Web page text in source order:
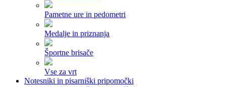
Pametne ure in pedometri
Medalje in priznanja
Športne brisače
Vse za vrt
Notesniki in pisarniški pripomočki